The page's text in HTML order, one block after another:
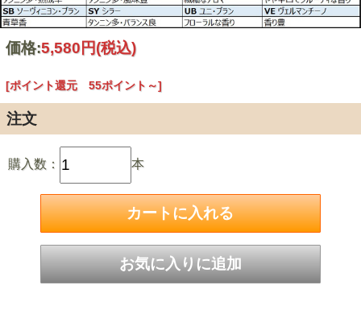
価格:5,580円(税込)
[ポイント還元 55ポイント～]
注文
購入数： 本